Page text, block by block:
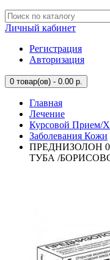
Личный кабинет
Регистрация
Авторизация
0 товар(ов) - 0.00 р.
Главная
Лечение
Курсовой Прием/
Заболевания Кожи
ПРЕДНИЗОЛОН
ТУБА /